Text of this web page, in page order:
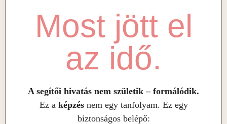
Most jött el
az idő.
A segítői hivatás nem születik – formálódik.
Ez a képzésnem egy tanfolyam. Ez egy
biztonságos belépő: